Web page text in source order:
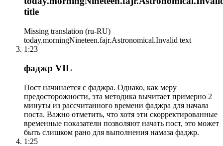
title
Missing translation (ru-RU)
today.morningNineteen.fajr.Astronomical.Invalid text
1:23
фаджр VIL
Пост начинается с фаджра. Однако, как меру
предосторожности, эта методика вычитает примерно 2
минуты из рассчитанного времени фаджра для начала
поста. Важно отметить, что хотя эти скорректированные
временные показатели позволяют начать пост, это может
быть слишком рано для выполнения намаза фаджр.
1:25